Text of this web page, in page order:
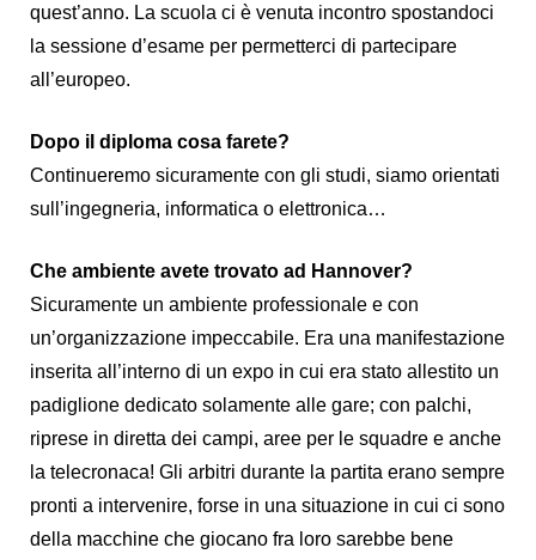
quest’anno. La scuola ci è venuta incontro spostandoci
la sessione d’esame per permetterci di partecipare
all’europeo.
Dopo il diploma cosa farete?
Continueremo sicuramente con gli studi, siamo orientati
sull’ingegneria, informatica o elettronica…
Che ambiente avete trovato ad Hannover?
Sicuramente un ambiente professionale e con
un’organizzazione impeccabile. Era una manifestazione
inserita all’interno di un expo in cui era stato allestito un
padiglione dedicato solamente alle gare; con palchi,
riprese in diretta dei campi, aree per le squadre e anche
la telecronaca! Gli arbitri durante la partita erano sempre
pronti a intervenire, forse in una situazione in cui ci sono
della macchine che giocano fra loro sarebbe bene